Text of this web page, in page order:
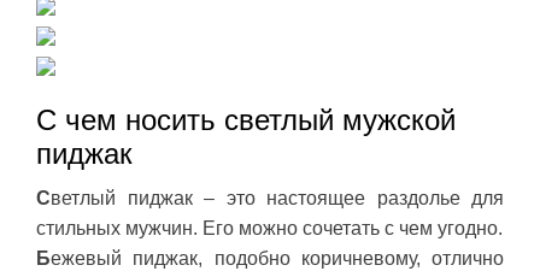
С чем носить светлый мужской
пиджак
Светлый пиджак – это настоящее раздолье для
стильных мужчин. Его можно сочетать с чем угодно.
Бежевый пиджак, подобно коричневому, отлично